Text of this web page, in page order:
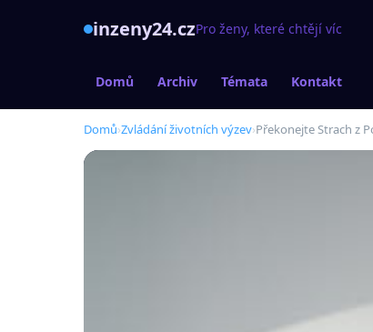
inzeny24.czPro ženy, které chtějí víc
Domů Archiv Témata Kontakt
Domů›Zvládání životních výzev›Překonejte Strach z